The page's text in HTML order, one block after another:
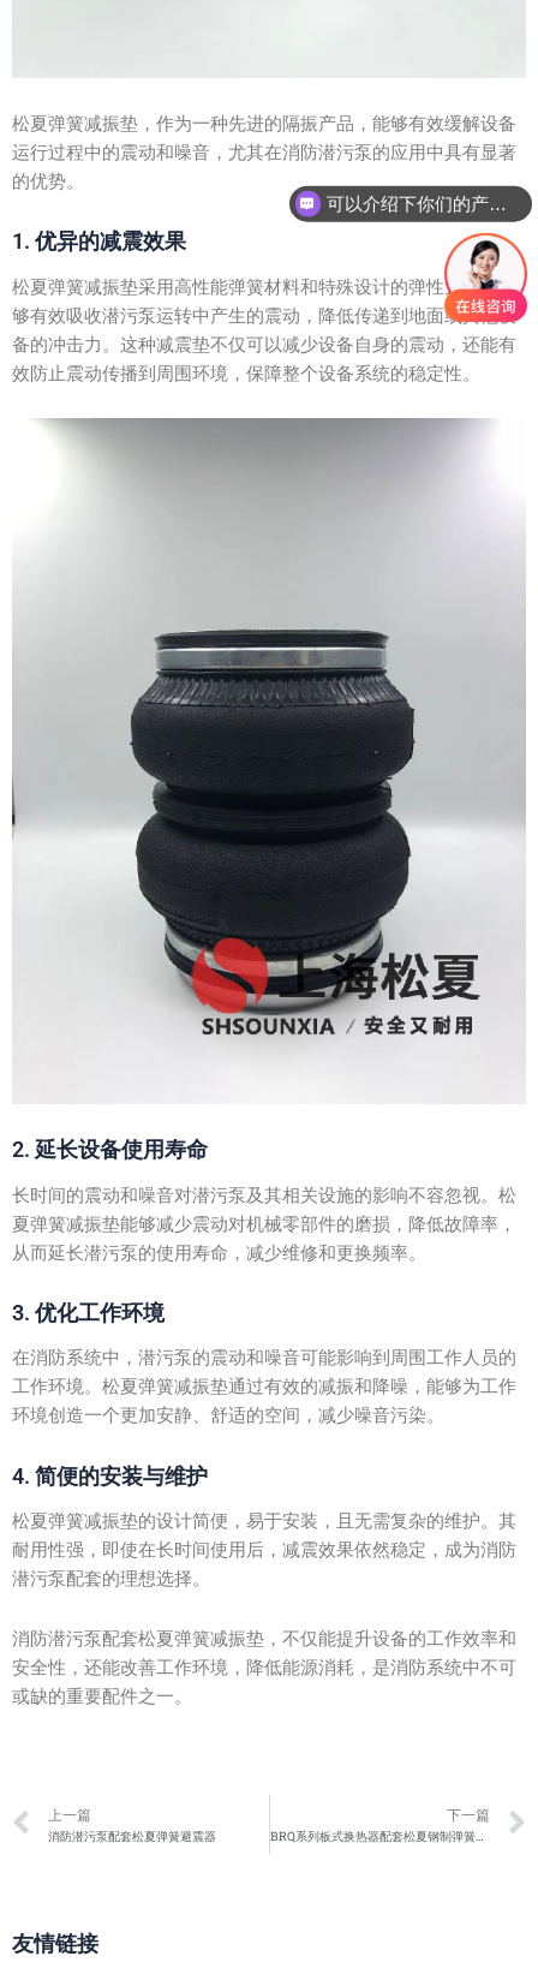
松夏弹簧减振垫，作为一种先进的隔振产品，能够有效缓解设备
运行过程中的震动和噪音，尤其在消防潜污泵的应用中具有显著
的优势。
1. 优异的减震效果
松夏弹簧减振垫采用高性能弹簧材料和特殊设计的弹性元件，能
够有效吸收潜污泵运转中产生的震动，降低传递到地面或其他设
备的冲击力。这种减震垫不仅可以减少设备自身的震动，还能有
效防止震动传播到周围环境，保障整个设备系统的稳定性。
2. 延长设备使用寿命
长时间的震动和噪音对潜污泵及其相关设施的影响不容忽视。松
夏弹簧减振垫能够减少震动对机械零部件的磨损，降低故障率，
从而延长潜污泵的使用寿命，减少维修和更换频率。
3. 优化工作环境
在消防系统中，潜污泵的震动和噪音可能影响到周围工作人员的
工作环境。松夏弹簧减振垫通过有效的减振和降噪，能够为工作
环境创造一个更加安静、舒适的空间，减少噪音污染。
4. 简便的安装与维护
松夏弹簧减振垫的设计简便，易于安装，且无需复杂的维护。其
耐用性强，即使在长时间使用后，减震效果依然稳定，成为消防
潜污泵配套的理想选择。
消防潜污泵配套松夏弹簧减振垫，不仅能提升设备的工作效率和
安全性，还能改善工作环境，降低能源消耗，是消防系统中不可
或缺的重要配件之一。
Prev
上一篇
消防潜污泵配套松夏弹簧避震器
下一篇
BRQ系列板式换热器配套松夏钢制弹簧隔振器
友情链接
可以介绍下你们的产品么？